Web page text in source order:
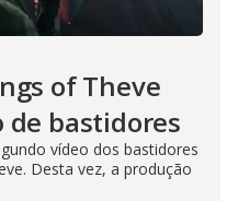
of Theve
de bastidores
vídeo dos bastidores
Desta vez, a produção